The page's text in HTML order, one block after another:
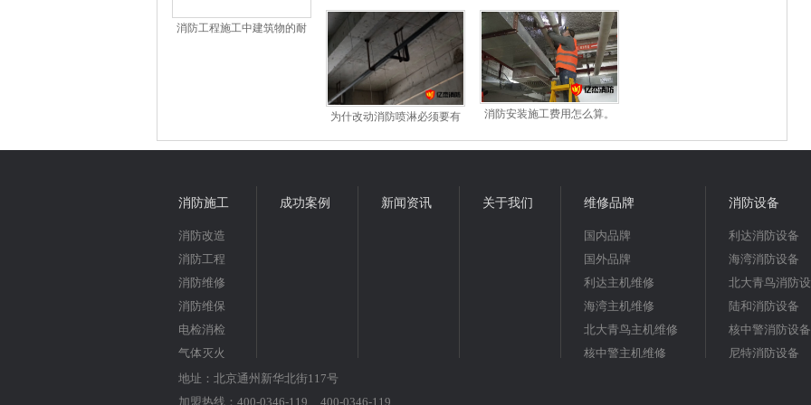
消防工程施工中建筑物的耐
为什改动消防喷淋必须要有
消防安装施工费用怎么算。
消防施工
消防改造
消防工程
消防维修
消防维保
电检消检
气体灭火
成功案例 新闻资讯 关于我们 维修品牌
国内品牌
国外品牌
利达主机维修
海湾主机维修
北大青鸟主机维修
核中警主机维修
消防设备
利达消防设备
海湾消防设备
北大青鸟消防
陆和消防设备
核中警消防设备
尼特消防设备
地址：北京通州新华北街117号
加盟热线：400-0346-119 400-0346-119